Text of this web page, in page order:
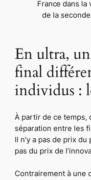
France dans la
de la
En ultra,
final
individus :
À partir de ce temps,
séparation entre les
Il n’y a pas de prix
pas du prix de
Contrairement à une